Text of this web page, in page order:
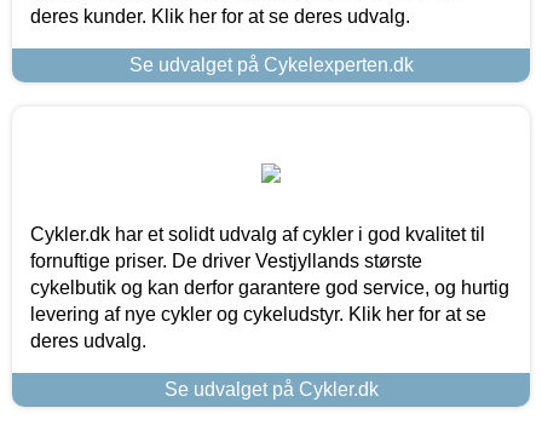
deres kunder. Klik her for at se deres udvalg.
Se udvalget på Cykelexperten.dk
Cykler.dk har et solidt udvalg af cykler i god kvalitet til
fornuftige priser. De driver Vestjyllands største
cykelbutik og kan derfor garantere god service, og hurtig
levering af nye cykler og cykeludstyr. Klik her for at se
deres udvalg.
Se udvalget på Cykler.dk